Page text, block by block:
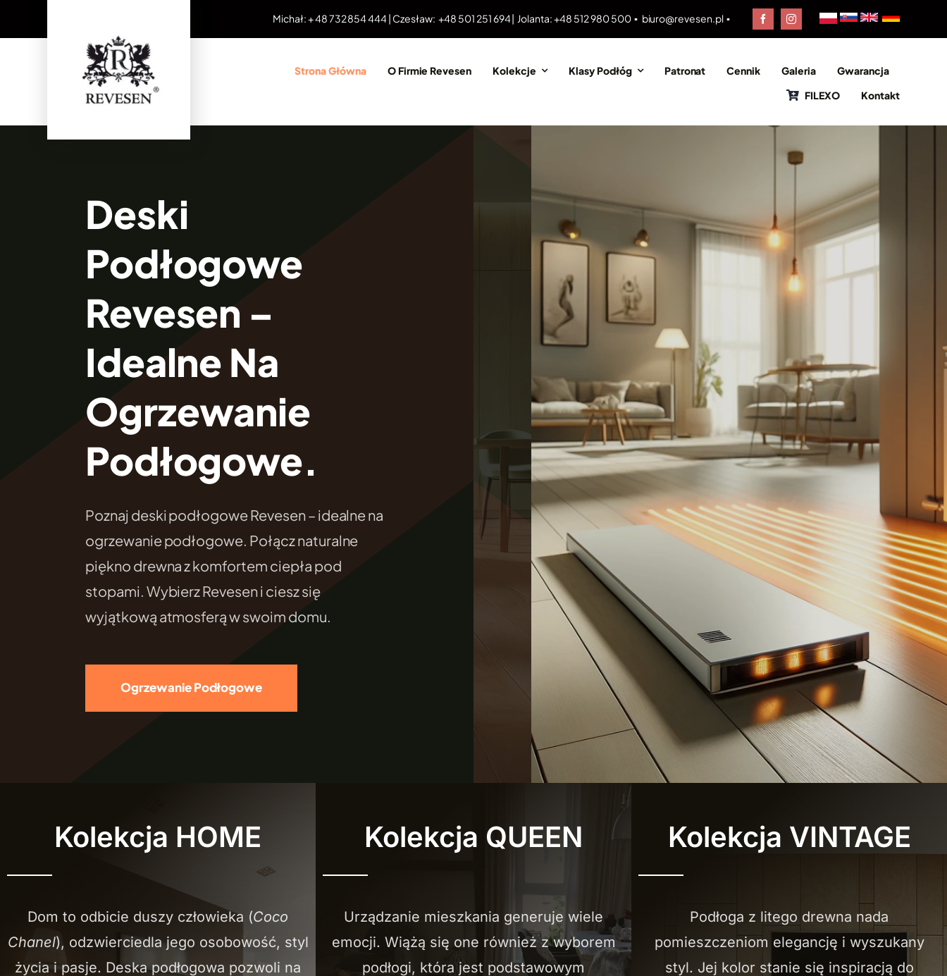
Michał: + 48 732 854 444 | Czesław: +48 501 251 694 | Jolanta: +48 512 980 500 ▪ biuro@revesen.pl ▪
Strona Główna O Firmie Revesen Kolekcje Klasy Podłóg Patronat Cennik Galeria
Gwarancja
FILEXO
Kontakt
Deski
Podłogowe
Revesen –
Idealne Na
Ogrzewanie
Podłogowe.
Poznaj deski podłogowe Revesen – idealne na
ogrzewanie podłogowe. Połącz naturalne
piękno drewna z komfortem ciepła pod
stopami. Wybierz Revesen i ciesz się
wyjątkową atmosferą w swoim domu.
Ogrzewanie Podłogowe
Kolekcja HOME
Dom to odbicie duszy człowieka (Coco
Chanel), odzwierciedla jego osobowość, styl
życia i pasje. Deska podłogowa pozwoli na
Kolekcja QUEEN
Urządzanie mieszkania generuje wiele
emocji. Wiążą się one również z wyborem
podłogi, która jest podstawowym
Kolekcja VINTAGE
Podłoga z litego drewna nada
pomieszczeniom elegancję i wyszukany
styl. Jej kolor stanie się inspiracją do